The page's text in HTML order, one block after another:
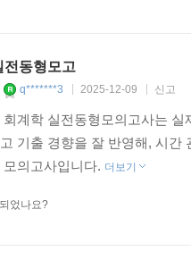
전동형모고
q*******3 2025-12-09 신고
회계학 실전동형모의고사는
기출 경향을 잘 반영해, 시
의고사입니다. 더보기
었나요?